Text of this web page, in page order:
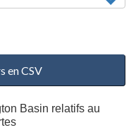
en CSV
Basin relatifs au